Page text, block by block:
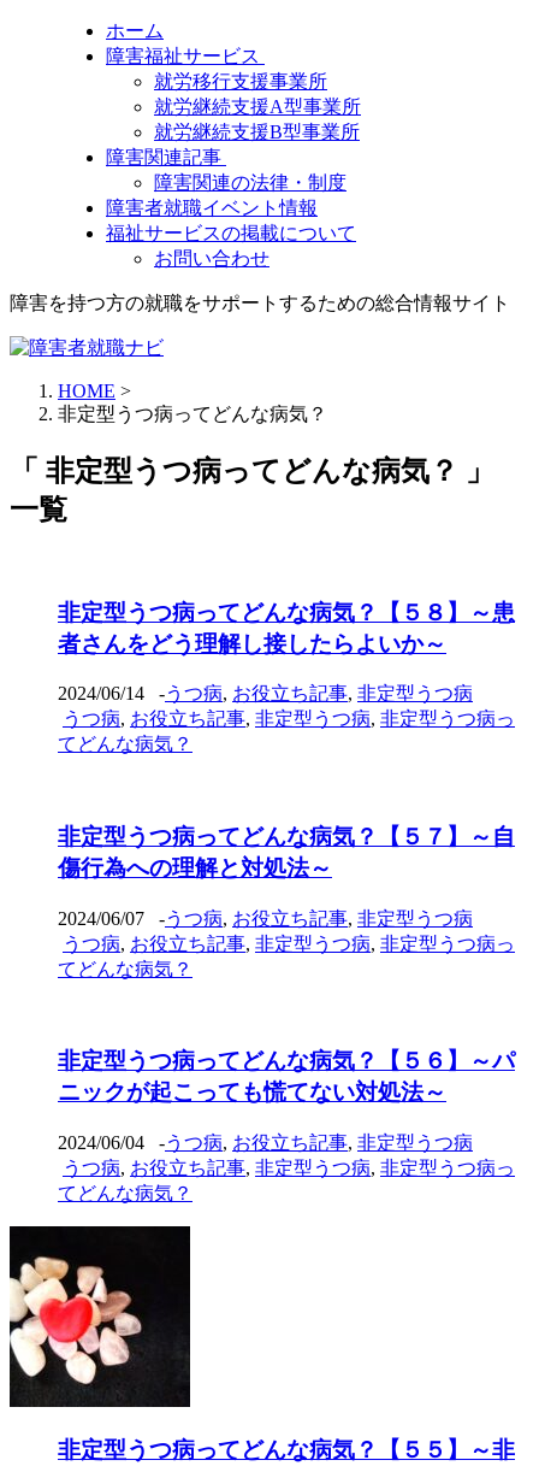
ホーム
障害福祉サービス
就労移行支援事業所
就労継続支援A型事業所
就労継続支援B型事業所
障害関連記事
障害関連の法律・制度
障害者就職イベント情報
福祉サービスの掲載について
お問い合わせ
障害を持つ方の就職をサポートするための総合情報サイト
HOME >
非定型うつ病ってどんな病気？
「 非定型うつ病ってどんな病気？ 」
一覧
非定型うつ病ってどんな病気？【５８】～患
者さんをどう理解し接したらよいか～
2024/06/14 -うつ病, お役立ち記事, 非定型うつ病
うつ病, お役立ち記事, 非定型うつ病, 非定型うつ病っ
てどんな病気？
非定型うつ病ってどんな病気？【５７】～自
傷行為への理解と対処法～
2024/06/07 -うつ病, お役立ち記事, 非定型うつ病
うつ病, お役立ち記事, 非定型うつ病, 非定型うつ病っ
てどんな病気？
非定型うつ病ってどんな病気？【５６】～パ
ニックが起こっても慌てない対処法～
2024/06/04 -うつ病, お役立ち記事, 非定型うつ病
うつ病, お役立ち記事, 非定型うつ病, 非定型うつ病っ
てどんな病気？
非定型うつ病ってどんな病気？【５５】～非